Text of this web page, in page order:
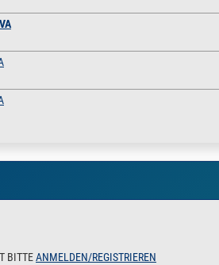
BITTEANMELDEN/REGISTRIEREN